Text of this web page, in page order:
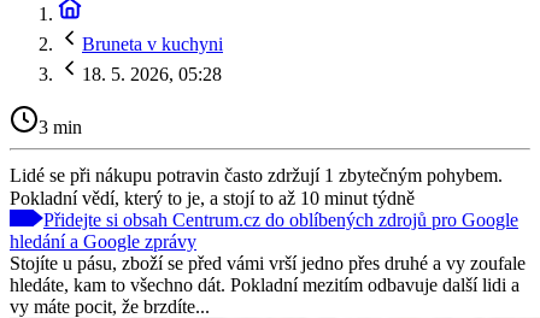
Bruneta v kuchyni
18. 5. 2026, 05:28
3 min
Lidé se při nákupu potravin často zdržují 1 zbytečným pohybem.
Pokladní vědí, který to je, a stojí to až 10 minut týdně
Přidejte si obsah Centrum.cz do oblíbených zdrojů pro Google
hledání a Google zprávy
Stojíte u pásu, zboží se před vámi vrší jedno přes druhé a vy zoufale
hledáte, kam to všechno dát. Pokladní mezitím odbavuje další lidi a
vy máte pocit, že brzdíte...